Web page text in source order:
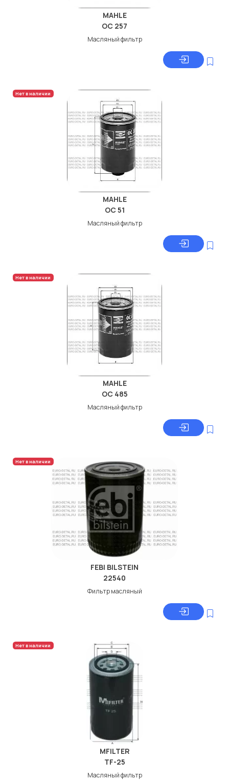
MAHLE
OC 257
Масляный фильтр
Нет в наличии
MAHLE
OC 51
Масляный фильтр
Нет в наличии
MAHLE
OC 485
Масляный фильтр
Нет в наличии
FEBI BILSTEIN
22540
Фильтр масляный
Нет в наличии
MFILTER
TF-25
Масляный фильтр